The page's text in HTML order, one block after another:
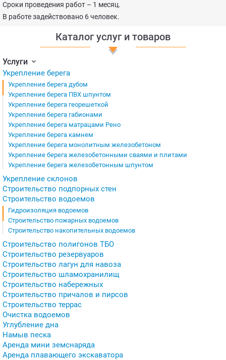
Сроки проведения работ – 1 месяц.
В работе задействовано 6 человек.
Каталог услуг и товаров
Услуги
Укрепление берега
Укрепление берега дубом
Укрепление берега ПВХ шпунтом
Укрепление берега георешеткой
Укрепление берега габионами
Укрепление берега матрацами Рено
Укрепление берега камнем
Укрепление берега монолитным железобетоном
Укрепление берега железобетонными сваями и плитами
Укрепление берега железобетонным шпунтом
Укрепление склонов
Строительство подпорных стен
Строительство водоемов
Гидроизоляция водоемов
Строительство пожарных водоемов
Строительство накопительных водоемов
Строительство полигонов ТБО
Строительство резервуаров
Строительство лагун для навоза
Строительство шламохранилищ
Строительство набережных
Строительство причалов и пирсов
Строительство террас
Очистка водоемов
Углубление дна
Намыв песка
Аренда мини земснаряда
Аренда плавающего экскаватора